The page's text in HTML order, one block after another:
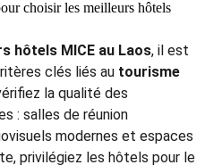
la nature
populaire consiste à
cetterandonnée Laos 15 jours
de programme renforce la
un environnement
hôtels MICE au Laos
travail, détente et
d’affaires au Laos.